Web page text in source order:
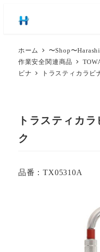
ホーム 〜Shop〜
作業安全関連商品
ビナ
トラスティカラビ
トラスティカ
ク
品番：TX05310A